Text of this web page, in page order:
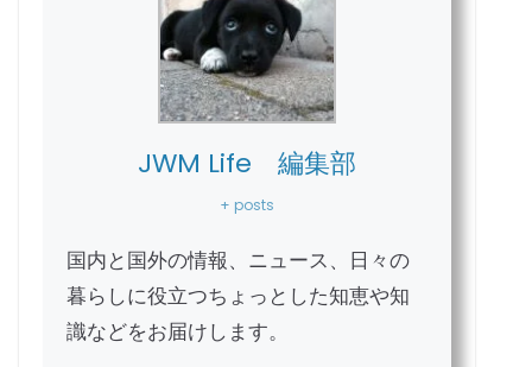
JWM Life 編集部
+ posts
国内と国外の情報、ニュース、日々の
暮らしに役立つちょっとした知恵や知
識などをお届けします。